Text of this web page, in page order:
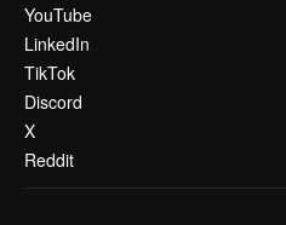
YouTube
LinkedIn
TikTok
Discord
X
Reddit